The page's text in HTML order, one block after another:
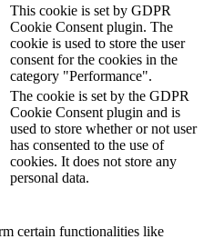
This cookie is set by GDPR
Cookie Consent plugin. The
cookie is used to store the user
consent for the cookies in the
category "Performance".
The cookie is set by the GDPR
Cookie Consent plugin and is
used to store whether or not user
has consented to the use of
cookies. It does not store any
personal data.
certain functionalities like